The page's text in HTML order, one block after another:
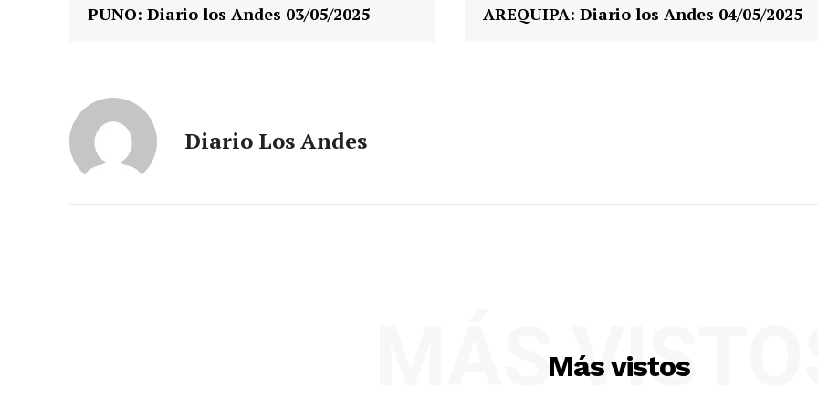
PUNO: Diario los Andes 03/05/2025 AREQUIPA: Diario los Andes 04/05/2025
Diario Los Andes
Más vistos
MÁS